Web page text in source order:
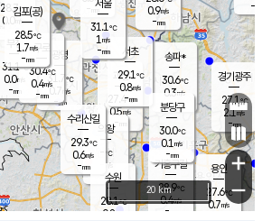
과천
27.4℃
0.5m/s
- mm
용인
27.6℃
0.7m/s
경기광주
27.1℃
2.1m/s
-mm
-
의왕
- ℃
m/s
mm
28.7℃
0.0 m/s
mm
광명
31.7 ℃
0.7 m/s
-mm
부천
31.1℃
0.0m/s
-mm
구로
30.4℃
0.4m/s
-mm
- mm 0.9m/s
-mm
송파*
30.6℃
0.3m/s
-mm
서초
29.1℃
0.8m/s
-mm
기흥구갈
28.9℃
0.4m/s
-
수리산길
29.3℃
0.6m/s
-mm
분당구
30.0℃
0.1 m/s
-mm
김포(공)
28.5℃
1.7m/s
-mm
수원
28.1℃
0.8 m/s
서울
31.1℃
1 m/s
-mm
+
−
20 km